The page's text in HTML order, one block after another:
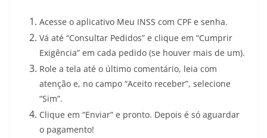
Acesse o aplicativo Meu INSS com CPF e senha.
Vá até “Consultar Pedidos” e clique em “Cumprir
Exigência” em cada pedido (se houver mais de um).
Role a tela até o último comentário, leia com
atenção e, no campo “Aceito receber”, selecione
“Sim”.
Clique em “Enviar” e pronto. Depois é só aguardar
o pagamento!